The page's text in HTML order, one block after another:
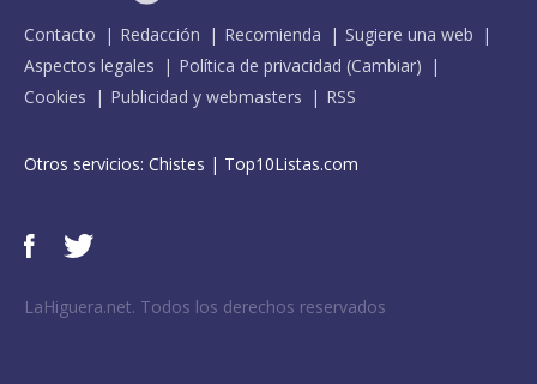
Contacto Redacción Recomienda
Sugiere una web
Aspectos legales
Política de privacidad (Cambiar)
Cookies
Publicidad y webmasters RSS
Otros servicios: Chistes | Top10Listas.com
LaHiguera.net. Todos los derechos reservados